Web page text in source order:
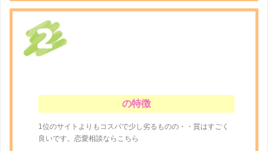
の特徴
1位のサイトよりもコスパで少し劣るものの・・質はすごく
良いです。恋愛相談ならこちら